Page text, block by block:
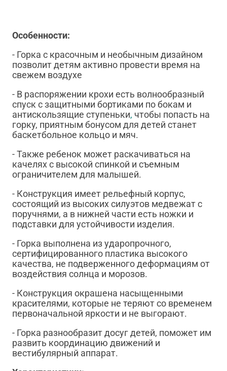
Особенности:
- Горка с красочным и необычным дизайном
позволит детям активно провести время на
свежем воздухе
- В распоряжении крохи есть волнообразный
спуск с защитными бортиками по бокам и
антискользящие ступеньки, чтобы попасть на
горку, приятным бонусом для детей станет
баскетбольное кольцо и мяч.
- Также ребенок может раскачиваться на
качелях с высокой спинкой и съемным
ограничителем для малышей.
- Конструкция имеет рельефный корпус,
состоящий из высоких силуэтов медвежат с
поручнями, а в нижней части есть ножки и
подставки для устойчивости изделия.
- Горка выполнена из ударопрочного,
сертифицированного пластика высокого
качества, не подверженного деформациям от
воздействия солнца и морозов.
- Конструкция окрашена насыщенными
красителями, которые не теряют со временем
первоначальной яркости и не выгорают.
- Горка разнообразит досуг детей, поможет им
развить координацию движений и
вестибулярный аппарат.